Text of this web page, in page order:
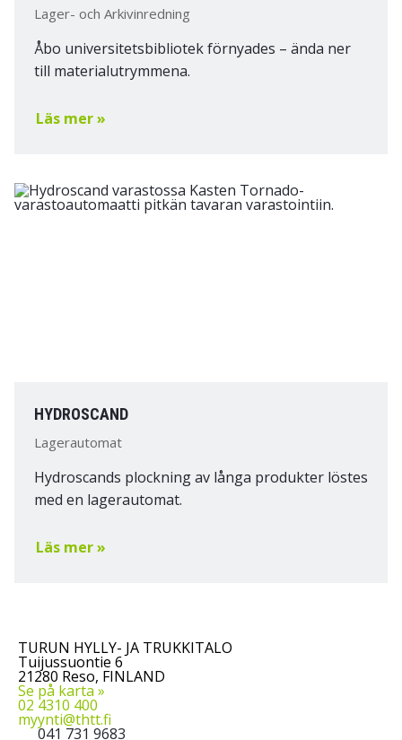
Lager- och Arkivinredning
Åbo universitetsbibliotek förnyades – ända ner
till materialutrymmena.
Läs mer »
HYDROSCAND
Lagerautomat
Hydroscands plockning av långa produkter löstes
med en lagerautomat.
Läs mer »
TURUN HYLLY- JA TRUKKITALO
Tuijussuontie 6
21280 Reso, FINLAND
Se på karta »
02 4310 400
myynti@thtt.fi
041 731 9683